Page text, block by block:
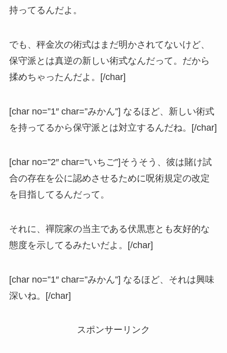
持ってるんだよ。
でも、秤金次の術式はまだ明かされてないけど、
保守派とは真逆の新しい術式なんだって。だから
揉めちゃったんだよ。[/char]
[char no=”1″ char=”みかん”] なるほど、新しい術式
を持ってるから保守派とは対立するんだね。[/char]
[char no=”2″ char=”いちご”]そうそう、彼は賭け試
合の存在を公に認めさせるために呪術規定の改定
を目指してるんだって。
それに、禪院家の当主である伏黒恵とも友好的な
態度を示してるみたいだよ。[/char]
[char no=”1″ char=”みかん”] なるほど、それは興味
深いね。[/char]
スポンサーリンク